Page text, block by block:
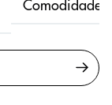
Comodidades